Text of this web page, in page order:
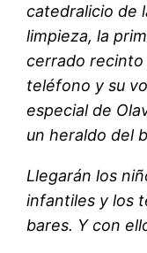
catedralicio de
limpieza, la
cerrado recinto
teléfono y su
especial de
un heraldo del
Llegarán los
infantiles y los
bares. Y con